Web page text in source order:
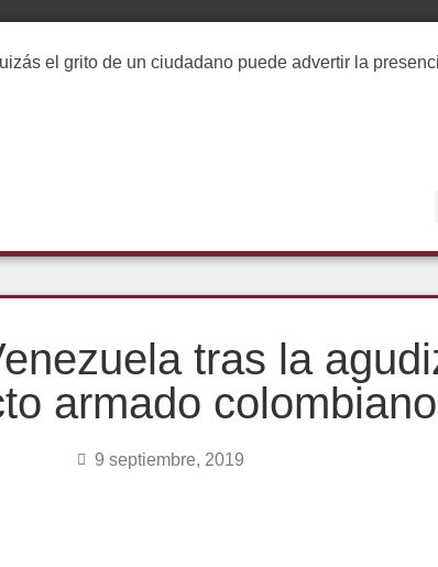
el grito de un ciudadano puede advertir la
tras la
armado colombiano
9 septiembre, 2019